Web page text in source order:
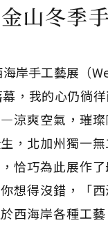
山冬季
岸手工藝展（
，我的心仍徜
涼爽空氣，璀璨
，北加州獨一
恰巧為此展作
想得沒錯，「
西海岸各種工藝